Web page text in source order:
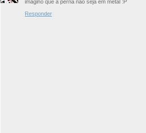
imagino que a perna não seja em metal :P
Responder